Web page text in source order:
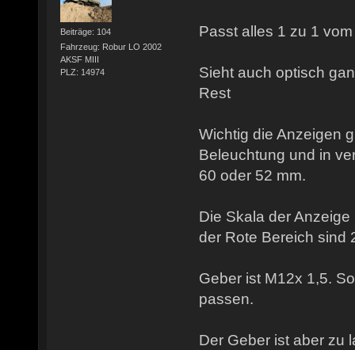
Beiträge: 104
Fahrzeug: Robur LO 2002
AKSF MIII
PLZ: 14974
Passt alles 1 zu 1
Sieht auch optisch
Rest
Wichtig die Anzeigen
Beleuchtung und in
60 oder 52 mm.
Die Skala der
der Rote Bereich sind
Geber ist M12x 1,5.
passen.
Der Geber ist aber zu